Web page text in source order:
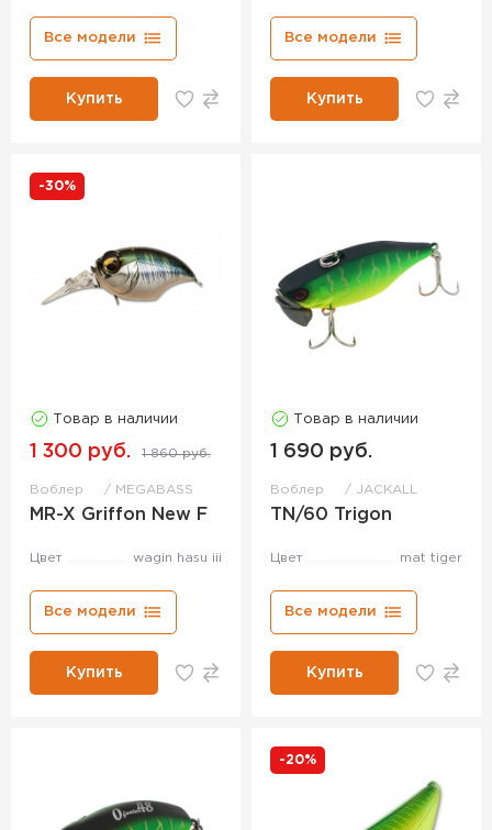
Все модели
Купить
Все модели
Купить
-30%
Товар в наличии
1 300 руб. 1 860 руб.
Воблер MEGABASS
MR-X Griffon New F
Цвет wagin hasu iii
Все модели
Купить
Товар в наличии
1 690 руб.
Воблер JACKALL
TN/60 Trigon
Цвет mat tiger
Все модели
Купить
-20%